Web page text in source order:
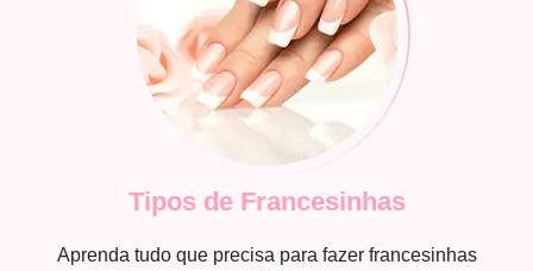
Tipos de Francesinhas
Aprenda tudo que precisa para fazer francesinhas